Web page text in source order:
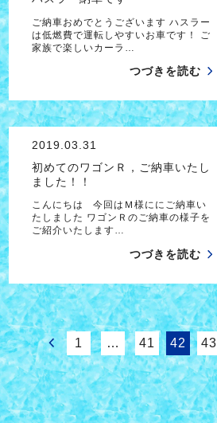
ご納車おめでとうございます ハスラー
は低燃費で運転しやすいお車です！ ご
家族で楽しいカーラ…
つづきを読む
2019.03.31
初めてのワゴンＲ，ご納車いたし
ました！！
こんにちは 今回はＭ様ににご納車い
たしました ワゴンＲのご納車の様子を
ご紹介いたします…
つづきを読む
1 … 41 42 43